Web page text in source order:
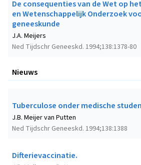
De consequenties van de Wet op
en Wetenschappelijk Onderzoek
geneeskunde
Ned Tijdschr Geneeskd. 1994;138:1378-80
J.A. Meijers
Nieuws
Tuberculose onder medische
Ned Tijdschr Geneeskd. 1994;138:1388
J.B. Meijer van Putten
Difterievaccinatie.